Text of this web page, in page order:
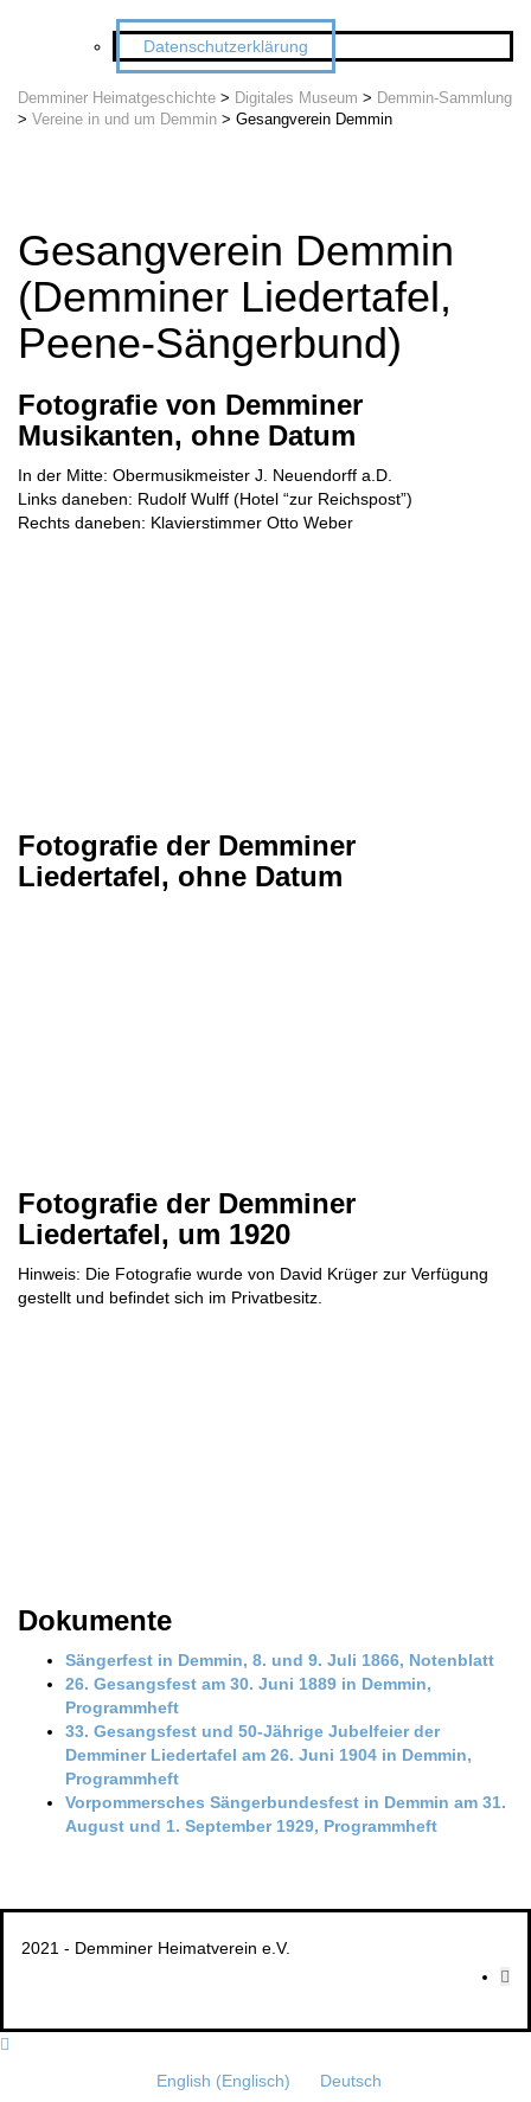
Datenschutzerklärung
Demminer Heimatgeschichte > Digitales Museum > Demmin-Sammlung
> Vereine in und um Demmin > Gesangverein Demmin
Gesangverein Demmin
(Demminer Liedertafel,
Peene-Sängerbund)
Fotografie von Demminer
Musikanten, ohne Datum
In der Mitte: Obermusikmeister J. Neuendorff a.D.
Links daneben: Rudolf Wulff (Hotel “zur Reichspost”)
Rechts daneben: Klavierstimmer Otto Weber
Fotografie der Demminer
Liedertafel, ohne Datum
Fotografie der Demminer
Liedertafel, um 1920
Hinweis: Die Fotografie wurde von David Krüger zur Verfügung
gestellt und befindet sich im Privatbesitz.
Dokumente
Sängerfest in Demmin, 8. und 9. Juli 1866, Notenblatt
26. Gesangsfest am 30. Juni 1889 in Demmin,
Programmheft
33. Gesangsfest und 50-Jährige Jubelfeier der
Demminer Liedertafel am 26. Juni 1904 in Demmin,
Programmheft
Vorpommersches Sängerbundesfest in Demmin am 31.
August und 1. September 1929, Programmheft
2021 - Demminer Heimatverein e.V.
English (Englisch) Deutsch